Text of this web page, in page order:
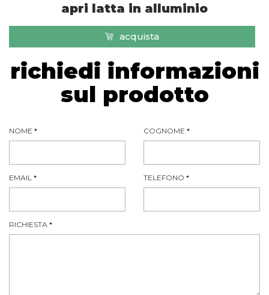
apri latta in alluminio
acquista
richiedi informazioni
sul prodotto
NOME * COGNOME *
EMAIL * TELEFONO *
RICHIESTA *